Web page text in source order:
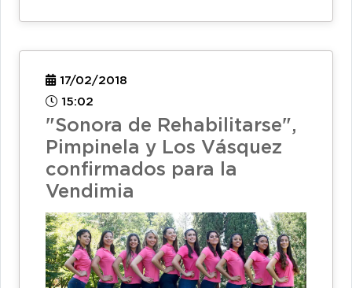
17/02/2018
15:02
"Sonora de Rehabilitarse",
Pimpinela y Los Vásquez
confirmados para la
Vendimia